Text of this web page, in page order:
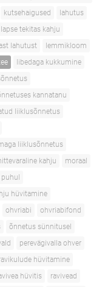
kutsehaigused
lahutus
lapse tekitas kahju
lahutust
lemmikloom
libedaga kukkumine
kannatanu
liiklusõnnetus
liiklusõnnetus
kahju
moraal
hüvitamine
ohvriabi
ohvriabifond
õnnetus sünnitusel
perevägivalla ohver
hüvitamine
hüvitis
ravivead